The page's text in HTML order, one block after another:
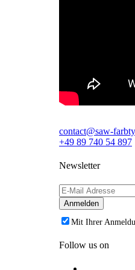
contact@saw-
+49 89 740 54 897
Newsletter
Mit Ihrer
Follow us on